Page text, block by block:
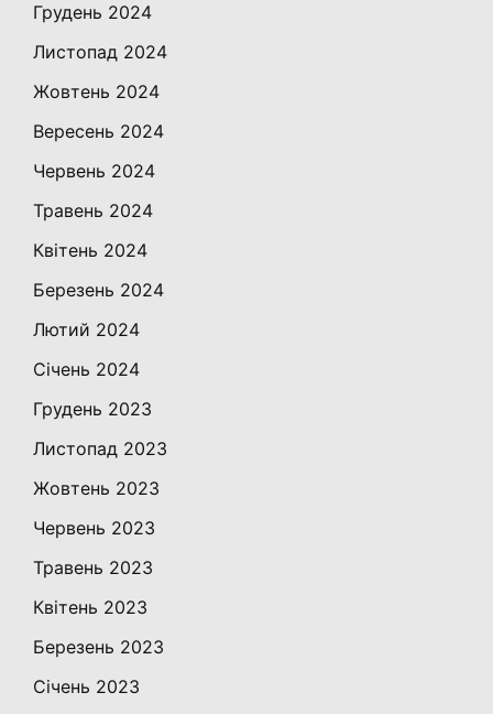
Грудень 2024
Листопад 2024
Жовтень 2024
Вересень 2024
Червень 2024
Травень 2024
Квітень 2024
Березень 2024
Лютий 2024
Січень 2024
Грудень 2023
Листопад 2023
Жовтень 2023
Червень 2023
Травень 2023
Квітень 2023
Березень 2023
Січень 2023